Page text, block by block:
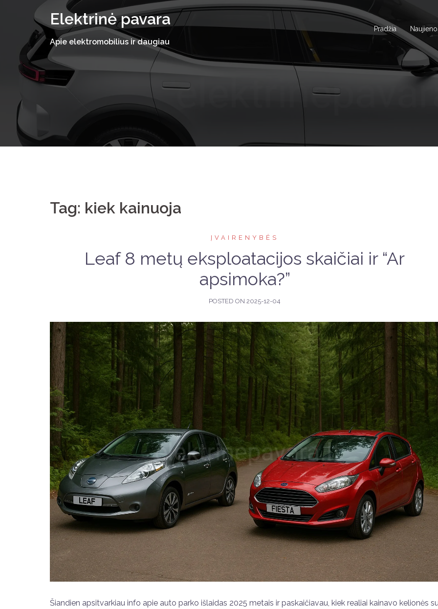
Elektrinė pavara
Apie elektromobilius ir daugiau
Pradžia
Tag: kiek kainuoja
ĮVAIRENYBĖS
Leaf 8 metų eksploatacijos skaičiai ir “Ar
apsimoka?”
POSTED ON2025-12-04
Šiandien apsitvarkiau info apie auto parko išlaidas 2025 metais ir paskaičiavau, kiek realiai kainavo kelionės